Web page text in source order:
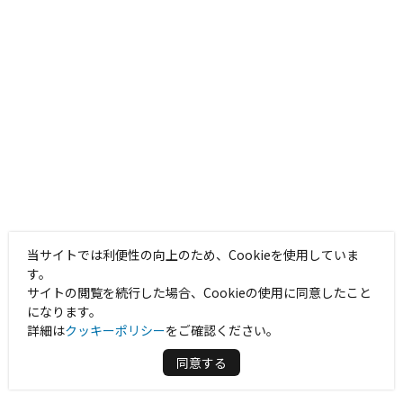
当サイトでは利便性の向上のため、Cookieを使用していま
す。
サイトの閲覧を続行した場合、Cookieの使用に同意したこと
になります。
詳細はクッキーポリシーをご確認ください。
同意する